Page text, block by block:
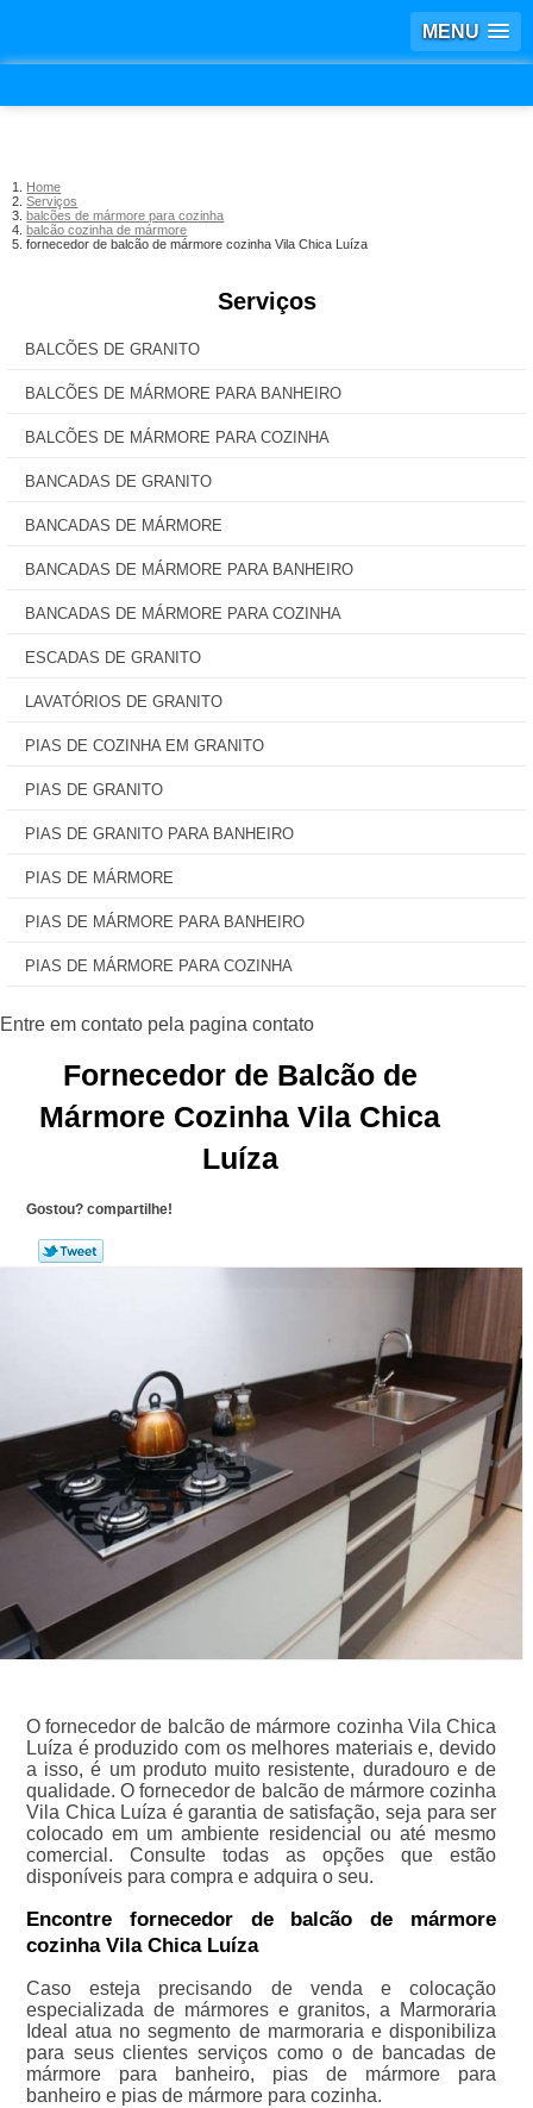
MENU
Home
Serviços
balcões de mármore para cozinha
balcão cozinha de mármore
fornecedor de balcão de mármore cozinha Vila Chica Luíza
Serviços
BALCÕES DE GRANITO
BALCÕES DE MÁRMORE PARA BANHEIRO
BALCÕES DE MÁRMORE PARA COZINHA
BANCADAS DE GRANITO
BANCADAS DE MÁRMORE
BANCADAS DE MÁRMORE PARA BANHEIRO
BANCADAS DE MÁRMORE PARA COZINHA
ESCADAS DE GRANITO
LAVATÓRIOS DE GRANITO
PIAS DE COZINHA EM GRANITO
PIAS DE GRANITO
PIAS DE GRANITO PARA BANHEIRO
PIAS DE MÁRMORE
PIAS DE MÁRMORE PARA BANHEIRO
PIAS DE MÁRMORE PARA COZINHA
Fornecedor de Balcão de
Mármore Cozinha Vila Chica
Luíza
Gostou? compartilhe!
O fornecedor de balcão de mármore cozinha Vila Chica
Luíza é produzido com os melhores materiais e, devido
a isso, é um produto muito resistente, duradouro e de
qualidade. O fornecedor de balcão de mármore cozinha
Vila Chica Luíza é garantia de satisfação, seja para ser
colocado em um ambiente residencial ou até mesmo
comercial. Consulte todas as opções que estão
disponíveis para compra e adquira o seu.
Encontre fornecedor de balcão de mármore
cozinha Vila Chica Luíza
Caso esteja precisando de venda e colocação
especializada de mármores e granitos, a Marmoraria
Ideal atua no segmento de marmoraria e disponibiliza
para seus clientes serviços como o de bancadas de
mármore para banheiro, pias de mármore para
banheiro e pias de mármore para cozinha.